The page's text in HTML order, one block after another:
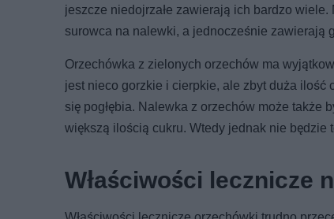
jeszcze niedojrzałe zawierają ich bardzo
surowca na nalewki, a jednocześnie zawierają
Orzechówka z zielonych orzechów ma
jest nieco gorzkie i cierpkie, ale zbyt duża ilość
się pogłębia. Nalewka z orzechów może także
większą ilością cukru. Wtedy jednak nie będzie
Właściwości lecznicze